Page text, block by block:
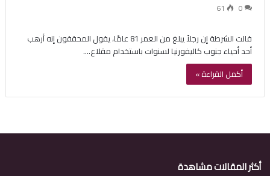
0
61
قالت الشرطة إن رجلاً يبلغ من العمر 81 عامًا، يقول المحققون إنه أرهب
أحد أحياء جنوب كاليفورنيا لسنوات باستخدام مقلاع.…
أكمل القراءة »
أكثر المقالات مشاهدة